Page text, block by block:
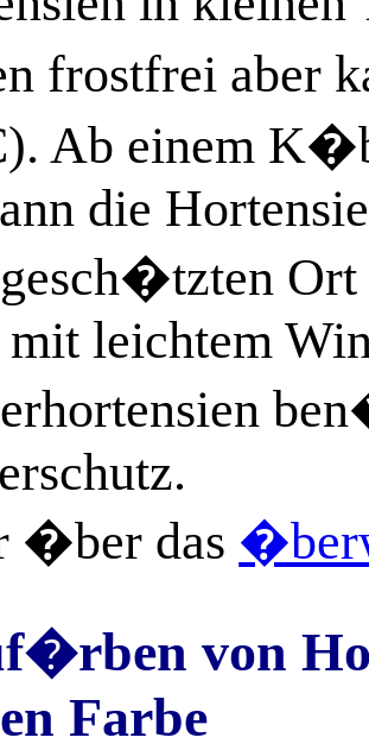
frostfrei aber
Ab einem
die
mit leichtem
�ber das
von
Farbe